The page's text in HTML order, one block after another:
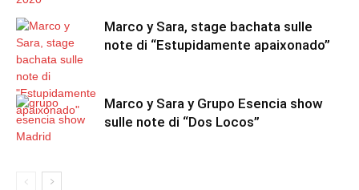
Marco y Sara, stage bachata sulle
note di “Estupidamente apaixonado”
Marco y Sara y Grupo Esencia show
sulle note di “Dos Locos”